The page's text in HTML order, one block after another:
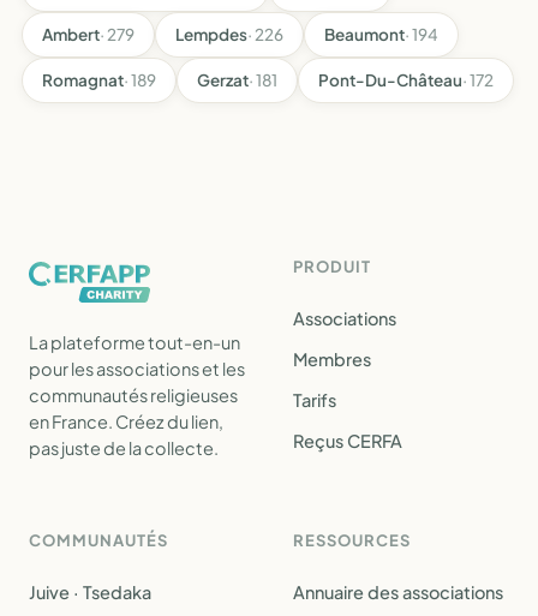
Ambert· 279 Lempdes· 226 Beaumont· 194
Romagnat· 189 Gerzat· 181 Pont-Du-Château· 172
La plateforme tout-en-un
pour les associations et les
communautés religieuses
en France. Créez du lien,
pas juste de la collecte.
PRODUIT
Associations
Membres
Tarifs
Reçus CERFA
COMMUNAUTÉS
Juive · Tsedaka
RESSOURCES
Annuaire des associations